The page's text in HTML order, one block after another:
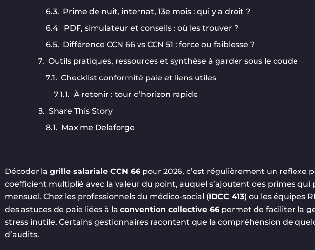
Prime de nuit, internat, 13e mois : qui y a droit ?
PDF, simulateur et conseils : où les trouver ?
Différence CCN 66 vs CCN 51 : force ou faiblesse ?
Outils pratiques, ressources et synthèse à garder sous le coude
Checklist conformité paie et liens utiles
À retenir : tour d’horizon rapide
Share This Story
Maxime Delaforge
Décoder la grille salariale CCN 66 pour 2026, c’est régulièrement un reflexe
coefficient multiplié avec la valeur du point, auquel s’ajoutent des primes
mensuel. Chez les professionnels du médico-social (IDCC 413) ou les équipes
des astuces de paie liées à la convention collective 66 permet de faciliter la
stress inutile. Certains gestionnaires racontent que la compréhension de
d’audits.